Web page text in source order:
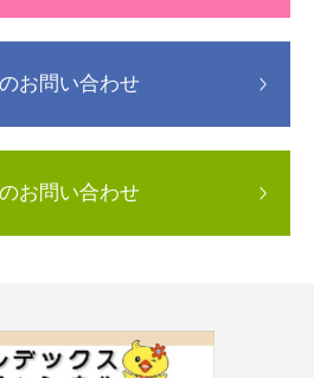
お問い合わせ
お問い合わせ